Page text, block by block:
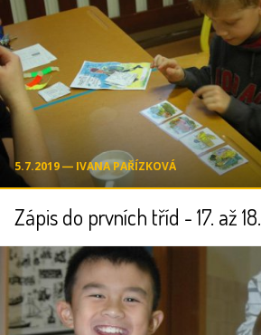
5.7.2019 ― IVANA PAŘÍZKOVÁ
Zápis do prvních tříd - 17. až